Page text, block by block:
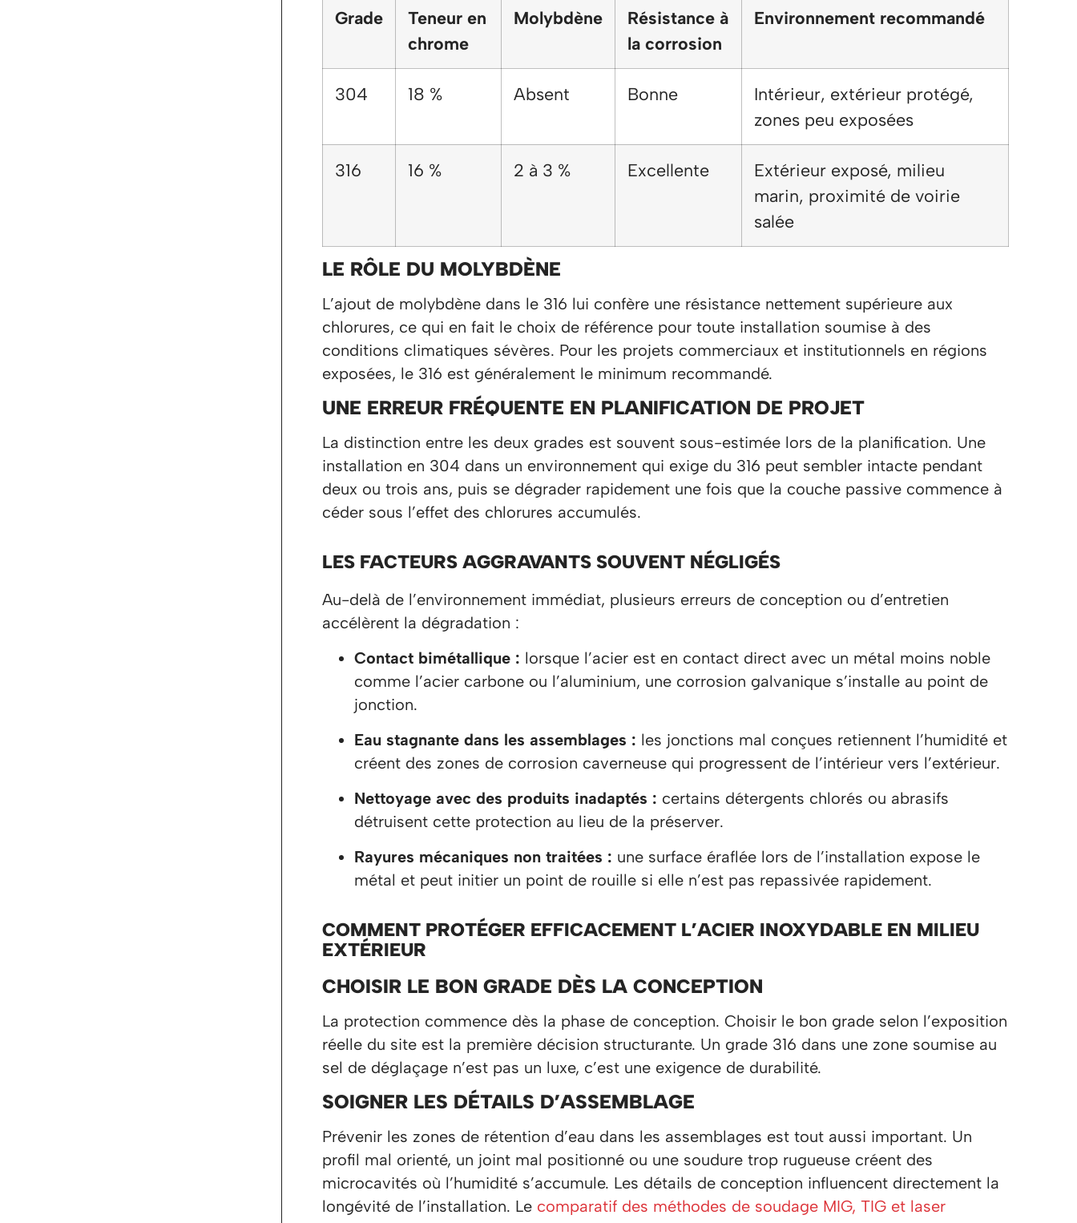
Grade
Teneur en
chrome
Molybdène
Résistance à
la corrosion
Environnement recommandé
304 18 % Absent Bonne
Intérieur, extérieur protégé,
zones peu exposées
316 16 % 2 à 3 % Excellente
Extérieur exposé, milieu
marin, proximité de voirie
salée
LE RÔLE DU MOLYBDÈNE
L’ajout de molybdène dans le 316 lui confère une résistance nettement supérieure aux
chlorures, ce qui en fait le choix de référence pour toute installation soumise à des
conditions climatiques sévères. Pour les projets commerciaux et institutionnels en régions
exposées, le 316 est généralement le minimum recommandé.
UNE ERREUR FRÉQUENTE EN PLANIFICATION DE PROJET
La distinction entre les deux grades est souvent sous-estimée lors de la planification. Une
installation en 304 dans un environnement qui exige du 316 peut sembler intacte pendant
deux ou trois ans, puis se dégrader rapidement une fois que la couche passive commence à
céder sous l’effet des chlorures accumulés.
LES FACTEURS AGGRAVANTS SOUVENT NÉGLIGÉS
Au-delà de l’environnement immédiat, plusieurs erreurs de conception ou d’entretien
accélèrent la dégradation :
Contact bimétallique : lorsque l’acier est en contact direct avec un métal moins noble
comme l’acier carbone ou l’aluminium, une corrosion galvanique s’installe au point de
jonction.
Eau stagnante dans les assemblages : les jonctions mal conçues retiennent l’humidité et
créent des zones de corrosion caverneuse qui progressent de l’intérieur vers l’extérieur.
Nettoyage avec des produits inadaptés : certains détergents chlorés ou abrasifs
détruisent cette protection au lieu de la préserver.
Rayures mécaniques non traitées : une surface éraflée lors de l’installation expose le
métal et peut initier un point de rouille si elle n’est pas repassivée rapidement.
COMMENT PROTÉGER EFFICACEMENT L’ACIER INOXYDABLE EN MILIEU
EXTÉRIEUR
CHOISIR LE BON GRADE DÈS LA CONCEPTION
La protection commence dès la phase de conception. Choisir le bon grade selon l’exposition
réelle du site est la première décision structurante. Un grade 316 dans une zone soumise au
sel de déglaçage n’est pas un luxe, c’est une exigence de durabilité.
SOIGNER LES DÉTAILS D’ASSEMBLAGE
Prévenir les zones de rétention d’eau dans les assemblages est tout aussi important. Un
profil mal orienté, un joint mal positionné ou une soudure trop rugueuse créent des
microcavités où l’humidité s’accumule. Les détails de conception influencent directement la
longévité de l’installation. Le comparatif des méthodes de soudage MIG, TIG et laser